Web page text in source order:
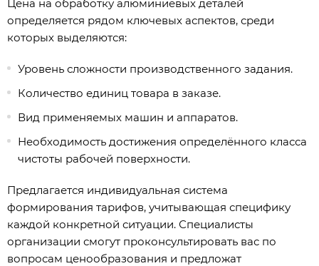
Цена на обработку алюминиевых деталей
определяется рядом ключевых аспектов, среди
которых выделяются:
Уровень сложности производственного задания.
Количество единиц товара в заказе.
Вид применяемых машин и аппаратов.
Необходимость достижения определённого класса
чистоты рабочей поверхности.
Предлагается индивидуальная система
формирования тарифов, учитывающая специфику
каждой конкретной ситуации. Специалисты
организации смогут проконсультировать вас по
вопросам ценообразования и предложат